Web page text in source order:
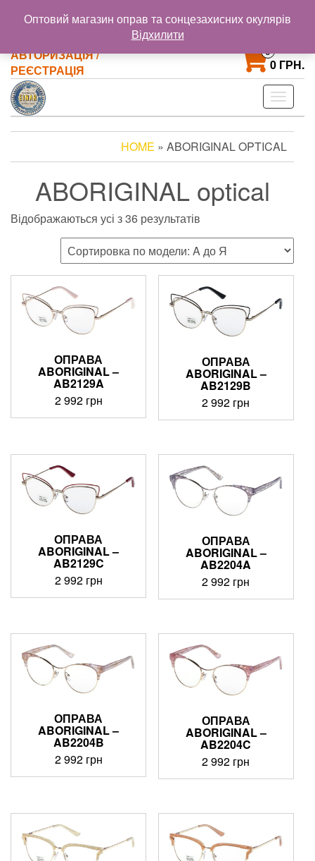
@gmail.com
+38 093 121 72 02
+38 063 853 58 33
АВТОРИЗАЦІЯ /
РЕЄСТРАЦІЯ
0
0 ГРН.
Toggle
HOME » ABORIGINAL OPTICAL
ABORIGINAL optical
Відображаються усі з 36 результатів
ОПРАВА
ABORIGINAL –
AB2129A
2 992 грн
ОПРАВА
ABORIGINAL –
AB2129B
2 992 грн
ОПРАВА
ABORIGINAL –
AB2129C
2 992 грн
ОПРАВА
ABORIGINAL –
AB2204A
2 992 грн
ОПРАВА
ABORIGINAL –
AB2204B
2 992 грн
ОПРАВА
ABORIGINAL –
AB2204C
2 992 грн
Оптовий магазин оправ та сонцезахисних окулярів
Відхилити